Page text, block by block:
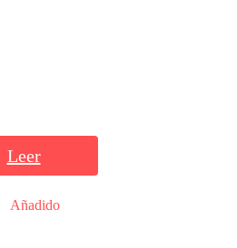
Leer
Añadido